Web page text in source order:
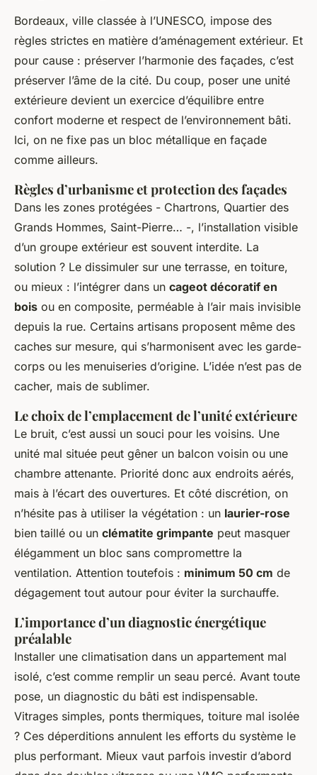
Bordeaux, ville classée à l’UNESCO, impose des
règles strictes en matière d’aménagement extérieur. Et
pour cause : préserver l’harmonie des façades, c’est
préserver l’âme de la cité. Du coup, poser une unité
extérieure devient un exercice d’équilibre entre
confort moderne et respect de l’environnement bâti.
Ici, on ne fixe pas un bloc métallique en façade
comme ailleurs.
Règles d’urbanisme et protection des façades
Dans les zones protégées - Chartrons, Quartier des
Grands Hommes, Saint-Pierre… -, l’installation visible
d’un groupe extérieur est souvent interdite. La
solution ? Le dissimuler sur une terrasse, en toiture,
ou mieux : l’intégrer dans un cageot décoratif en
bois ou en composite, perméable à l’air mais invisible
depuis la rue. Certains artisans proposent même des
caches sur mesure, qui s’harmonisent avec les garde-
corps ou les menuiseries d’origine. L’idée n’est pas de
cacher, mais de sublimer.
Le choix de l’emplacement de l’unité extérieure
Le bruit, c’est aussi un souci pour les voisins. Une
unité mal située peut gêner un balcon voisin ou une
chambre attenante. Priorité donc aux endroits aérés,
mais à l’écart des ouvertures. Et côté discrétion, on
n’hésite pas à utiliser la végétation : un laurier-rose
bien taillé ou un clématite grimpante peut masquer
élégamment un bloc sans compromettre la
ventilation. Attention toutefois : minimum 50 cm de
dégagement tout autour pour éviter la surchauffe.
L’importance d’un diagnostic énergétique
préalable
Installer une climatisation dans un appartement mal
isolé, c’est comme remplir un seau percé. Avant toute
pose, un diagnostic du bâti est indispensable.
Vitrages simples, ponts thermiques, toiture mal isolée
? Ces déperditions annulent les efforts du système le
plus performant. Mieux vaut parfois investir d’abord